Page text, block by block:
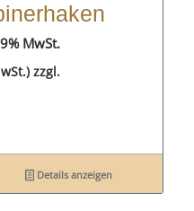
MwSt.
zzgl.
Details anzeigen